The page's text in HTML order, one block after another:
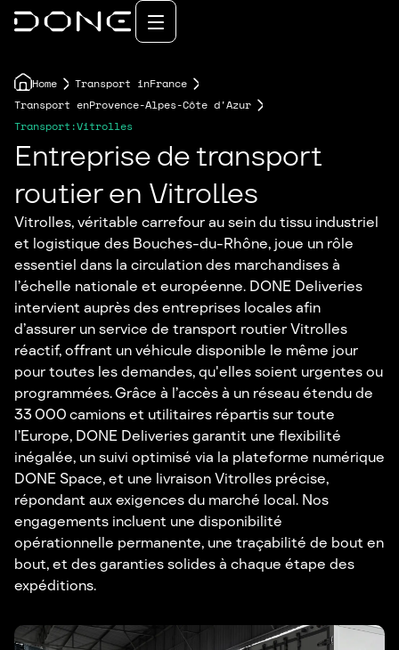
Home Transport inFrance
Transport enProvence-Alpes-Côte d'Azur
Transport:Vitrolles
Entreprise de transport
routier en Vitrolles
Vitrolles, véritable carrefour au sein du tissu industriel
et logistique des Bouches-du-Rhône, joue un rôle
essentiel dans la circulation des marchandises à
l’échelle nationale et européenne. DONE Deliveries
intervient auprès des entreprises locales afin
d’assurer un service de transport routier Vitrolles
réactif, offrant un véhicule disponible le même jour
pour toutes les demandes, qu'elles soient urgentes ou
programmées. Grâce à l’accès à un réseau étendu de
33 000 camions et utilitaires répartis sur toute
l’Europe, DONE Deliveries garantit une flexibilité
inégalée, un suivi optimisé via la plateforme numérique
DONE Space, et une livraison Vitrolles précise,
répondant aux exigences du marché local. Nos
engagements incluent une disponibilité
opérationnelle permanente, une traçabilité de bout en
bout, et des garanties solides à chaque étape des
expéditions.